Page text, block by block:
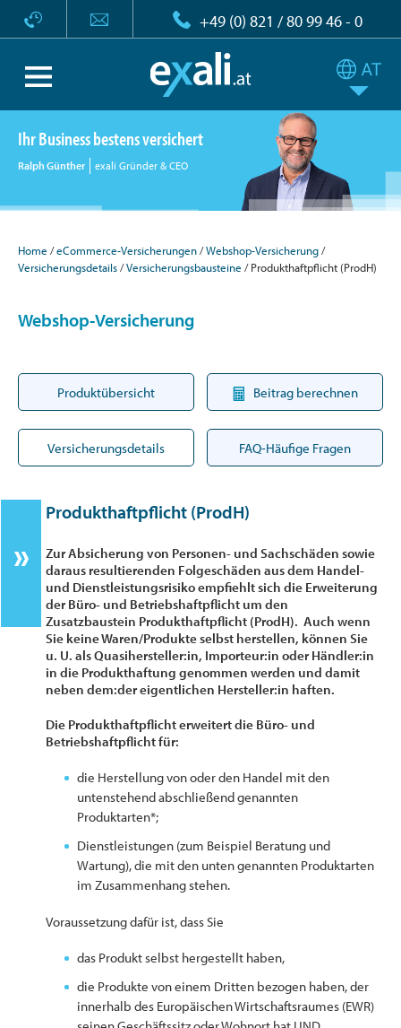
+49 (0) 821 / 80 99 46 - 0
Ihr Business bestens versichert
Ralph Günther exali Gründer & CEO
Home eCommerce-Versicherungen
Webshop-Versicherung
Versicherungsdetails
Versicherungsbausteine Produkthaftpflicht (ProdH)
Webshop-Versicherung
Produktübersicht Beitrag berechnen
Versicherungsdetails FAQ-Häufige Fragen
Produkthaftpflicht (ProdH)
Zur Absicherung von Personen- und Sachschäden sowie
daraus resultierenden Folgeschäden aus dem Handel-
und Dienstleistungsrisiko empfiehlt sich die Erweiterung
der Büro- und Betriebshaftpflicht um den
Zusatzbaustein Produkthaftpflicht (ProdH). Auch wenn
Sie keine Waren/Produkte selbst herstellen, können Sie
u. U. als Quasihersteller:in, Importeur:in oder Händler:in
in die Produkthaftung genommen werden und damit
neben dem:der eigentlichen Hersteller:in haften.
Die Produkthaftpflicht erweitert die Büro- und
Betriebshaftpflicht für:
die Herstellung von oder den Handel mit den
untenstehend abschließend genannten
Produktarten*;
Dienstleistungen (zum Beispiel Beratung und
Wartung), die mit den unten genannten Produktarten
im Zusammenhang stehen.
Voraussetzung dafür ist, dass Sie
das Produkt selbst hergestellt haben,
die Produkte von einem Dritten bezogen haben, der
innerhalb des Europäischen Wirtschaftsraumes (EWR)